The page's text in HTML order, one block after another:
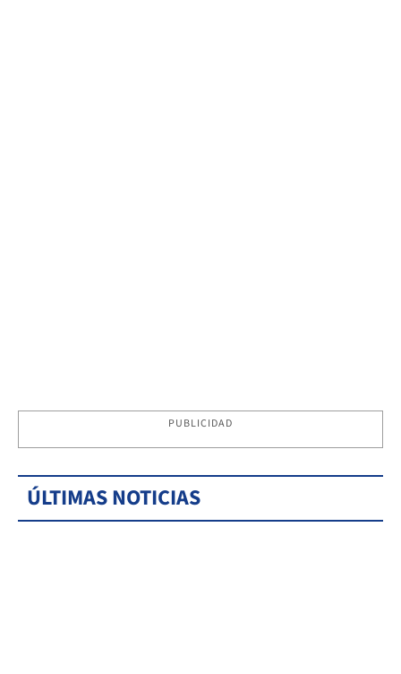
PUBLICIDAD
ÚLTIMAS NOTICIAS